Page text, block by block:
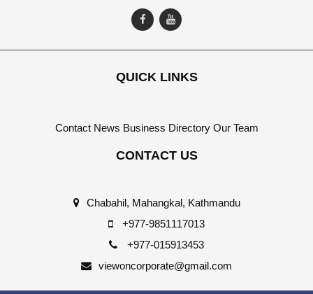
QUICK LINKS
Contact News Business Directory Our Team
CONTACT US
Chabahil, Mahangkal, Kathmandu
+977-9851117013
+977-015913453
viewoncorporate@gmail.com